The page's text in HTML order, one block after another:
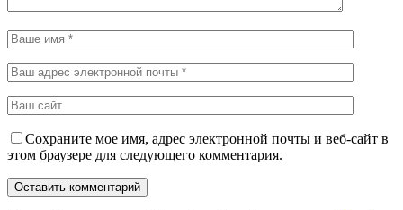
Сохраните мое имя, адрес электронной почты и веб-сайт в
этом браузере для следующего комментария.